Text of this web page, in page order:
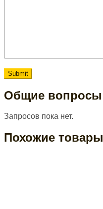
Общие вопросы
Запросов пока нет.
Похожие товары